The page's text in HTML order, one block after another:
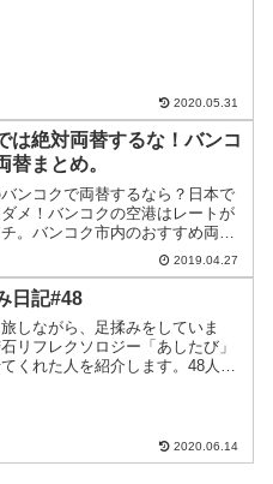
2020.05.31
は絶対両替するな！バンコ
替まとめ。
ンコクで両替するなら？日本で
メ！バンコクの空港はレートが
。バンコク市内のおすすめ両替
2019.04.27
日記#48
しながら、足揉みをしていま
リフレクソロジー「あしたび」
くれた人を紹介します。48人目
2020.06.14